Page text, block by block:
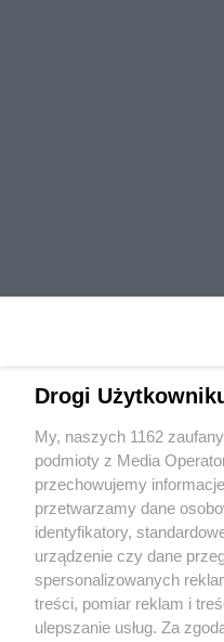
Wydawca mediów
Nie zapomnij
zapoznać się z:
polityką prywatności
Twojemiasto
Drogi
My, naszych 1162
podmioty z Media
przechowujemy
przetwarzamy dane
identyfikatory,
urządzenie czy dane
spersonalizowanych
treści, pomiar reklam i
ulepszanie usług. Za